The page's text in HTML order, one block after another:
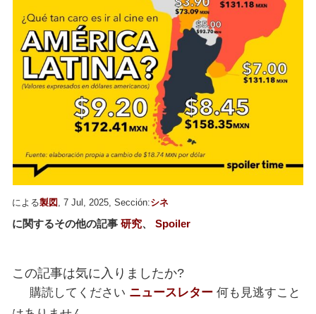
による製図 , 7 Jul, 2025, Sección:シネ
に関するその他の記事 研究、 Spoiler
この記事は気に入りましたか?
購読してください ニュースレター 何も見逃すこと